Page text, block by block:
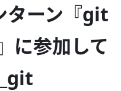
ーン『git
に参加して